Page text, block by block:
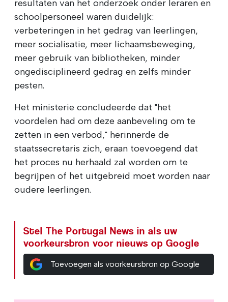
resultaten van het onderzoek onder leraren en
schoolpersoneel waren duidelijk:
verbeteringen in het gedrag van leerlingen,
meer socialisatie, meer lichaamsbeweging,
meer gebruik van bibliotheken, minder
ongedisciplineerd gedrag en zelfs minder
pesten.
Het ministerie concludeerde dat "het
voordelen had om deze aanbeveling om te
zetten in een verbod," herinnerde de
staatssecretaris zich, eraan toevoegend dat
het proces nu herhaald zal worden om te
begrijpen of het uitgebreid moet worden naar
oudere leerlingen.
Stel The Portugal News in als uw
voorkeursbron voor nieuws op Google
Toevoegen als voorkeursbron op Google